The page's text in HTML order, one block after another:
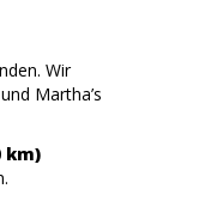
Wir
Martha’s
km)